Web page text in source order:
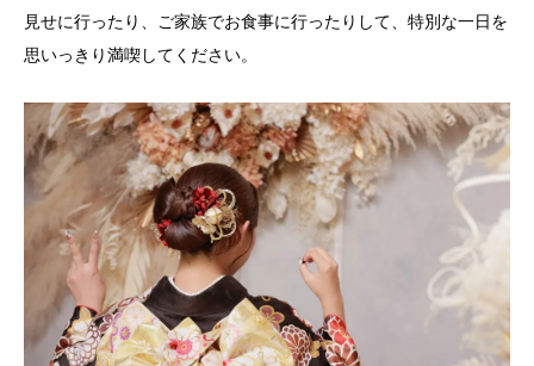
見せに行ったり、ご家族でお食事に行ったりして、特別な一日を
思いっきり満喫してください。